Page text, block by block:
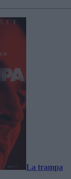
La trampa